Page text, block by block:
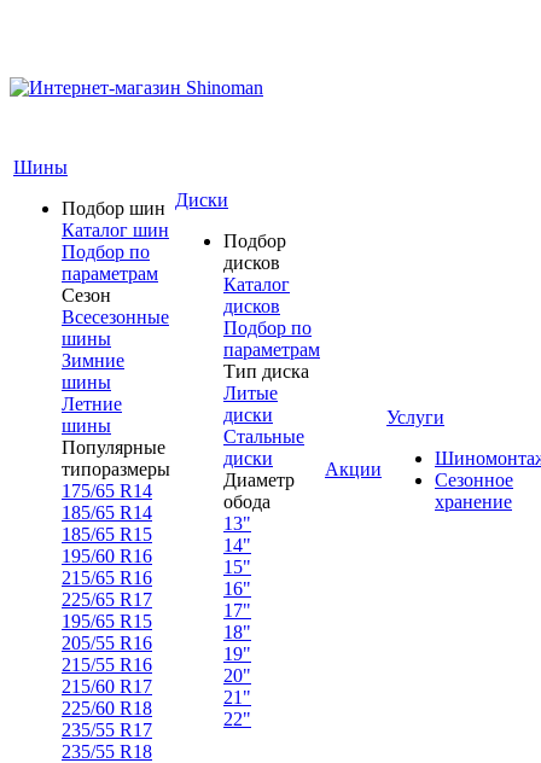
Шины
Подбор шин
Каталог шин
Подбор по
параметрам
Сезон
Всесезонные
шины
Зимние
шины
Летние
шины
Популярные
типоразмеры
175/65 R14
185/65 R14
185/65 R15
195/60 R16
215/65 R16
225/65 R17
195/65 R15
205/55 R16
215/55 R16
215/60 R17
225/60 R18
235/55 R17
235/55 R18
Диски
Подбор
дисков
Каталог
дисков
Подбор по
параметрам
Тип диска
Литые
диски
Стальные
диски
Диаметр
обода
13"
14"
15"
16"
17"
18"
19"
20"
21"
22"
Акции
Услуги
Сезонное
хранение